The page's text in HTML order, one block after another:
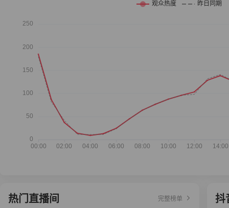
热门直播间
完整榜单
抖